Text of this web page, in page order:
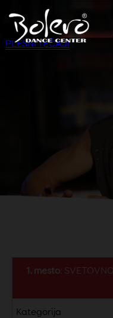
PLESNI TEČAJI
1. mesto:
Kategorija